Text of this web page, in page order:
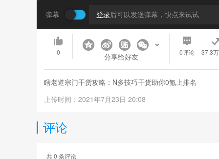
弹幕 登录后可以发送弹幕，快点来试试
0 分享给好友 0评论 37.3
瞎老道宗门干货攻略：N多技巧干货助你0氪上排名
上传时间：2021年7月23日 20:08
评论
共0 条评论